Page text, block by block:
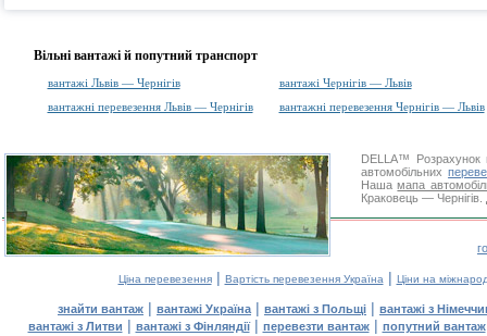
Вільні вантажі й попутний транспорт
вантажі Львів — Чернігів
вантажі Чернігів — Львів
вантажні перевезення Львів — Чернігів
вантажні перевезення Чернігів — Львів
DELLA™
Розрахунок
автомобільних
Нашамапа
Краковець —
Ціна перевезення| Вартість перевезення Україна | Ціни на
знайти вантаж | вантажі Україна | вантажі з Польщі | вантажі з
вантажі з Литви | вантажі з Фінляндії| перевезти вантаж| попутний вантаж